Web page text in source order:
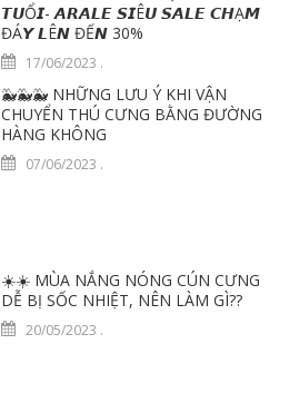
𝙏𝙐Ổ𝙄- 𝘼𝙍𝘼𝙇𝙀 𝙎𝙄Ê𝙐 𝙎𝘼𝙇𝙀 𝘾𝙃Ạ𝙈
ĐÁ𝙔 𝙇Ê𝙉 ĐẾ𝙉 30%
17/06/2023 .
🐳🐳🐳 NHỮNG LƯU Ý KHI VẬN
CHUYỂN THÚ CƯNG BẰNG ĐƯỜNG
HÀNG KHÔNG
07/06/2023 .
☀️☀️ MÙA NẮNG NÓNG CÚN CƯNG
DỄ BỊ SỐC NHIỆT, NÊN LÀM GÌ??
20/05/2023 .